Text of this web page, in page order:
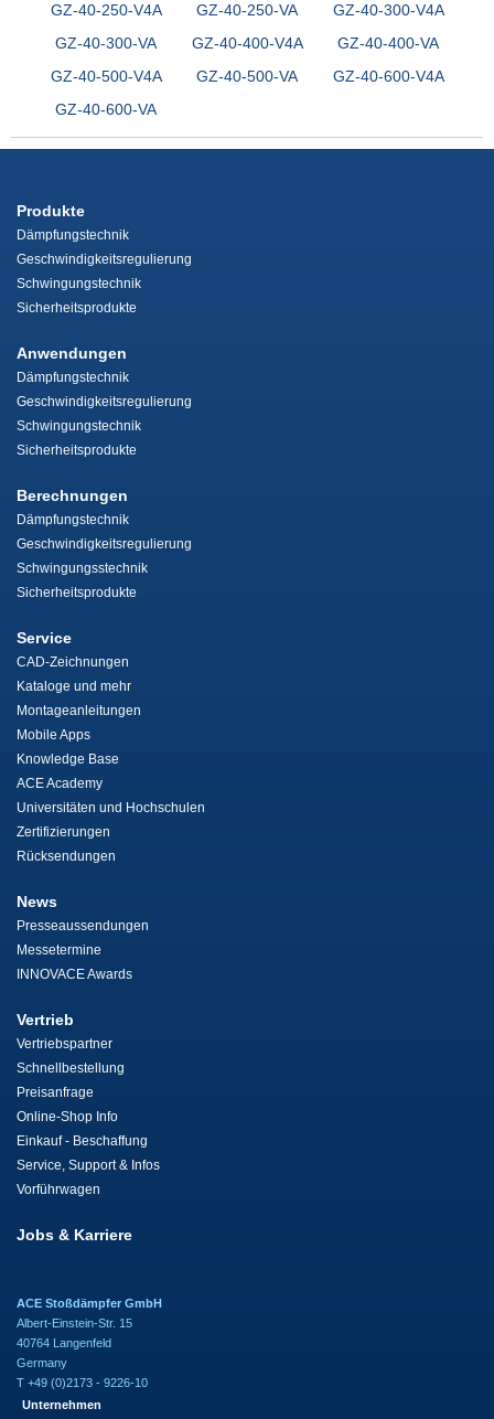
GZ-40-250-V4A
GZ-40-250-VA
GZ-40-300-V4A
GZ-40-300-VA
GZ-40-400-V4A
GZ-40-400-VA
GZ-40-500-V4A
GZ-40-500-VA
GZ-40-600-V4A
GZ-40-600-VA
Produkte
Dämpfungstechnik
Geschwindigkeitsregulierung
Schwingungstechnik
Sicherheitsprodukte
Anwendungen
Dämpfungstechnik
Geschwindigkeitsregulierung
Schwingungstechnik
Sicherheitsprodukte
Berechnungen
Dämpfungstechnik
Geschwindigkeitsregulierung
Schwingungsstechnik
Sicherheitsprodukte
Service
CAD-Zeichnungen
Kataloge und mehr
Montageanleitungen
Mobile Apps
Knowledge Base
ACE Academy
Universitäten und Hochschulen
Zertifizierungen
Rücksendungen
News
Presseaussendungen
Messetermine
INNOVACE Awards
Vertrieb
Vertriebspartner
Schnellbestellung
Preisanfrage
Online-Shop Info
Einkauf - Beschaffung
Service, Support & Infos
Vorführwagen
Jobs & Karriere
ACE Stoßdämpfer GmbH
Albert-Einstein-Str. 15
40764 Langenfeld
Germany
T +49 (0)2173 - 9226-10
Unternehmen